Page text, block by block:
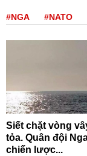
#NGA #NATO
Siết chặt vòng
tỏa. Quân đội
chiến lược...